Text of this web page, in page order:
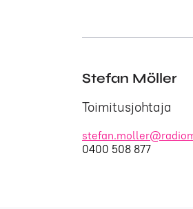
Stefan Möller
Toimitusjohtaja
0400 508 877